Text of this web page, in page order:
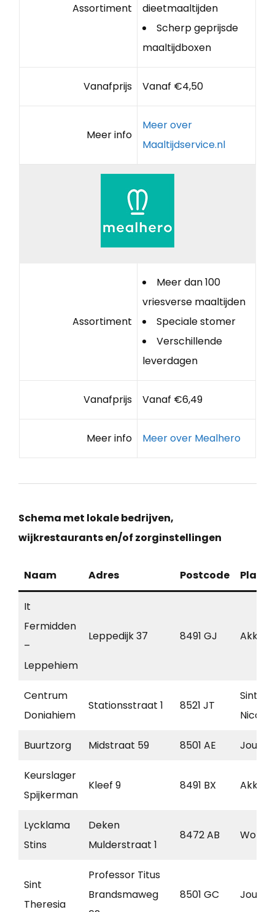
Assortiment
dieetmaaltijden
Scherp geprijsde
maaltijdboxen
Vanafprijs Vanaf €4,50
Meer info
Meer over
Maaltijdservice.nl
Assortiment
Meer dan 100
vriesverse maaltijden
Speciale stomer
Verschillende
leverdagen
Vanafprijs Vanaf €6,49
Meer info Meer over Mealhero
Schema met lokale bedrijven,
wijkrestaurants en/of zorginstellingen
Naam Adres Postcode Plaats
It
Fermidden
–
Leppehiem
Leppedijk 37 8491 GJ
Centrum
Doniahiem
Stationsstraat 1 8521 JT
Sint
Buurtzorg Midstraat 59 8501 AE Joure
Keurslager
Spijkerman
Kleef 9 8491 BX
Lycklama
Stins
Deken
Mulderstraat 1
8472 AB
Sint
Theresia
Professor Titus
Brandsmaweg
8501 GC Joure